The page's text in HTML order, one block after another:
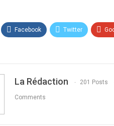
Facebook Twitter
La Rédaction 201 Posts
Comments